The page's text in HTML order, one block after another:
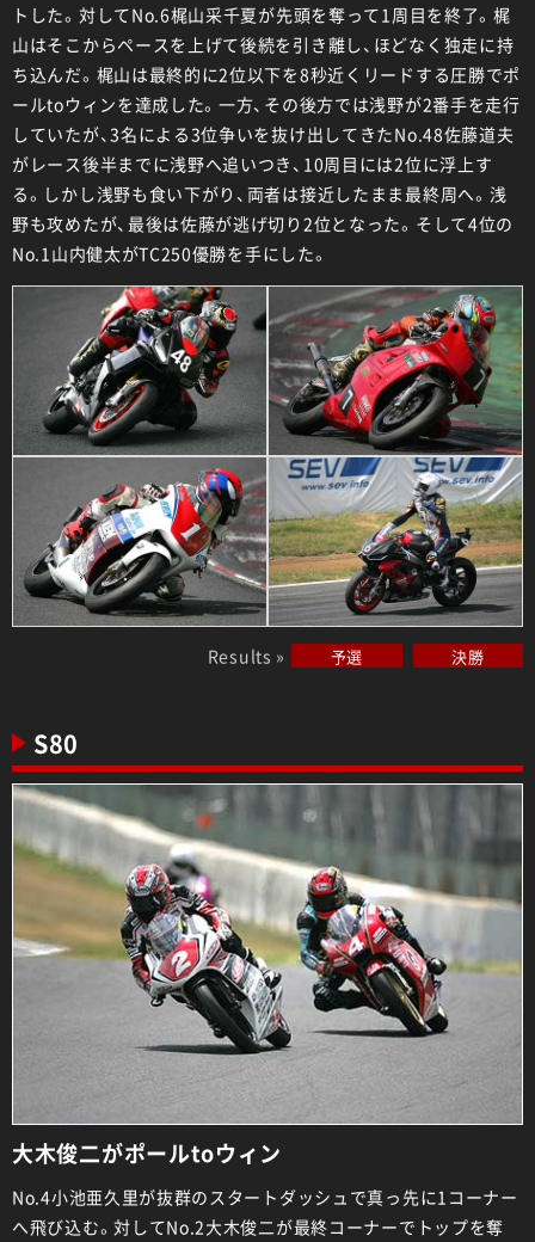
トした。対してNo.6梶山采千夏が先頭を奪って1周目を終了。梶
山はそこからペースを上げて後続を引き離し、ほどなく独走に持
ち込んだ。梶山は最終的に2位以下を8秒近くリードする圧勝でポ
ールtoウィンを達成した。一方、その後方では浅野が2番手を走行
していたが、3名による3位争いを抜け出してきたNo.48佐藤道夫
がレース後半までに浅野へ追いつき、10周目には2位に浮上す
る。しかし浅野も食い下がり、両者は接近したまま最終周へ。浅
野も攻めたが、最後は佐藤が逃げ切り2位となった。そして4位の
No.1山内健太がTC250優勝を手にした。
Results » 予選 決勝
S80
大木俊二がポールtoウィン
No.4小池亜久里が抜群のスタートダッシュで真っ先に1コーナー
へ飛び込む。対してNo.2大木俊二が最終コーナーでトップを奪